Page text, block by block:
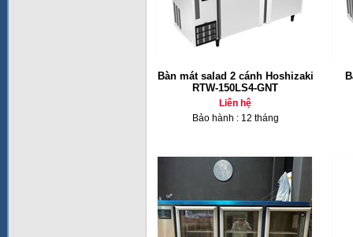
Bàn mát salad 2 cánh Hoshizaki
RTW-150LS4-GNT
Liên hệ
Bảo hành : 12 tháng